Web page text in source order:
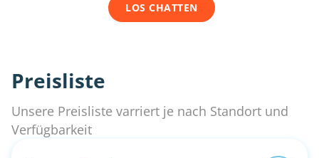
LOS CHATTEN
Preisliste
Unsere Preisliste varriert je nach Standort und
Verfügbarkeit